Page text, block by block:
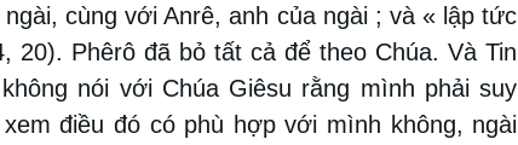
cùng với Anrê, anh của ngài ; và « lập tức
20). Phêrô đã bỏ tất cả để theo Chúa. Và Tin
nói với Chúa Giêsu rằng mình phải suy
điều đó có phù hợp với mình không, ngài